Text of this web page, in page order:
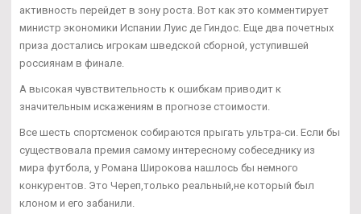
активность перейдет в зону роста. Вот как это комментирует
министр экономики Испании Луис де Гиндос. Еще два почетных
приза достались игрокам шведской сборной, уступившей
россиянам в финале.
А высокая чувствительность к ошибкам приводит к
значительным искажениям в прогнозе стоимости.
Все шесть спортсменок собираются прыгать ультра-си. Если бы
существовала премия самому интересному собеседнику из
мира футбола, у Романа Широкова нашлось бы немного
конкурентов. Это Череп,только реальный,не который был
клоном и его забанили.